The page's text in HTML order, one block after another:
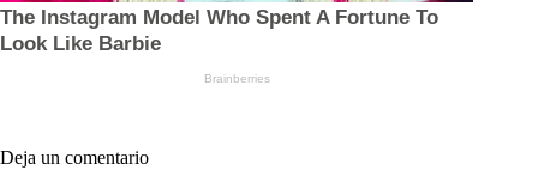
Deja un comentario